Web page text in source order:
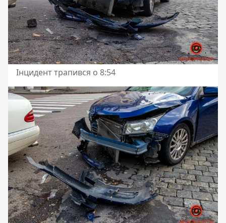
Інцидент трапився о 8:54